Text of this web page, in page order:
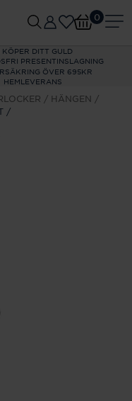
KÖPER DITT GULD
PRESENTINSLAGNING
ÖVER 695KR
HEMLEVERANS
0
HÄNGEN